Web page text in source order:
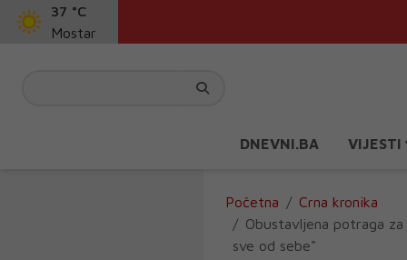
37 °C
Mostar
DNEVNI.BA VIJESTI
Početna
Crna kronika
Obustavljena potraga
sve od sebe"